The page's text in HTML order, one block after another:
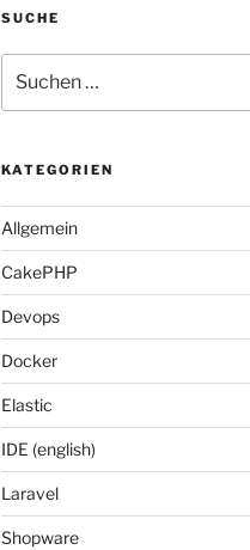
SUCHE
nach:
KATEGORIEN
Allgemein
CakePHP
Devops
Docker
Elastic
IDE (english)
Laravel
Shopware